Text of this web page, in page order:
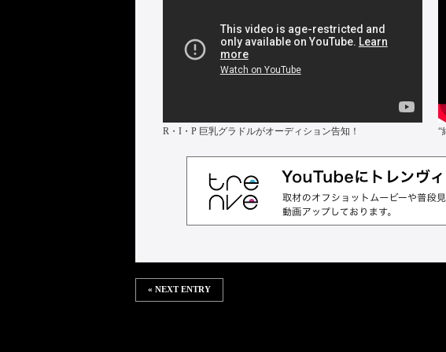
R・I・P 巨乳グラドルがオーディション告知！ “
« NEXT ENTRY